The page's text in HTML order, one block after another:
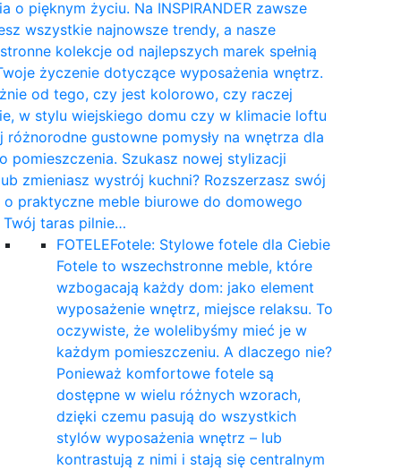
o pięknym życiu. Na INSPIRANDER zawsze
wszystkie najnowsze trendy, a nasze
kolekcje od najlepszych marek spełnią
życzenie dotyczące wyposażenia wnętrz.
od tego, czy jest kolorowo, czy raczej
w stylu wiejskiego domu czy w klimacie loftu
różnorodne gustowne pomysły na wnętrza dla
pomieszczenia. Szukasz nowej stylizacji
zmieniasz wystrój kuchni? Rozszerzasz swój
o praktyczne meble biurowe do domowego
Twój taras pilnie…
FOTELEFotele: Stylowe fotele dla Ciebie
Fotele to wszechstronne meble, które
wzbogacają każdy dom: jako element
wyposażenie wnętrz, miejsce relaksu. To
oczywiste, że wolelibyśmy mieć je w
każdym pomieszczeniu. A dlaczego nie?
Ponieważ komfortowe fotele są
dostępne w wielu różnych wzorach,
dzięki czemu pasują do wszystkich
stylów wyposażenia wnętrz – lub
kontrastują z nimi i stają się centralnym